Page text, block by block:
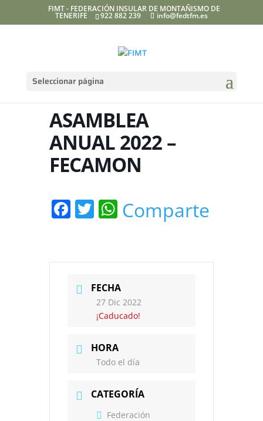
FIMT - FEDERACIÓN INSULAR DE MONTAÑISMO DE
TENERIFE 922 882 239 info@fedtfm.es
Seleccionar página
ASAMBLEA
ANUAL 2022 –
FECAMON
Facebook
Twitter
WhatsApp
Comparte
FECHA
27 Dic 2022
¡Caducado!
HORA
Todo el día
CATEGORÍA
Federación